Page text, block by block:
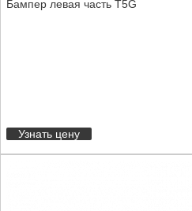
Бампер левая часть T5G
Узнать цену